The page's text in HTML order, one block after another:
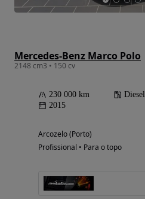
Mercedes-Benz Marco Polo
2148 cm3 • 150 cv
230 000 km Diesel
2015
Arcozelo (Porto)
Profissional • Para o topo